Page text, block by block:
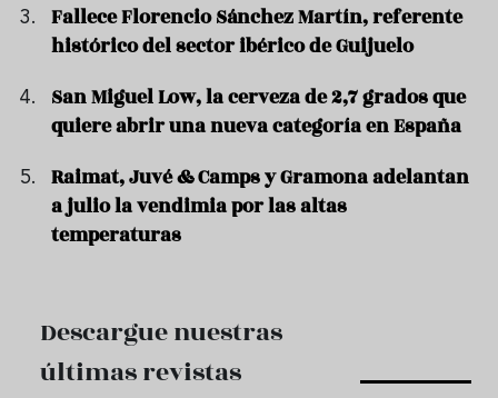
Fallece Florencio Sánchez Martín, referente
histórico del sector ibérico de Guijuelo
San Miguel Low, la cerveza de 2,7 grados que
quiere abrir una nueva categoría en España
Raimat, Juvé & Camps y Gramona adelantan
a julio la vendimia por las altas
temperaturas
Descargue nuestras
últimas revistas